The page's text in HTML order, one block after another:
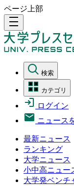
ページ上部
density_medium
検索
カテゴリ
ログイン
ニュース
最新ニュース
ランキング
大学ニュース
小中高ニュー
大学発ベンチ